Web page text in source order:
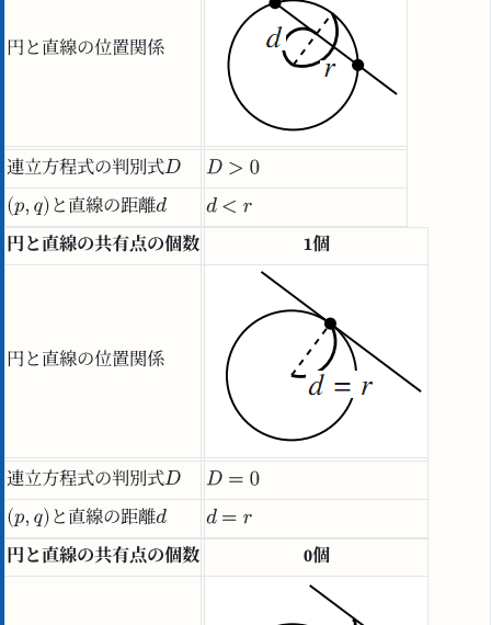
円と直線の位置関係
連立方程式の判別式
と直線の距離
円と直線の共有点の個数 1個
円と直線の位置関係
連立方程式の判別式
と直線の距離
円と直線の共有点の個数 0個